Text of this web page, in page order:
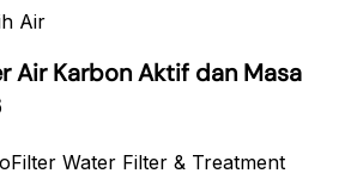
Air
Air Karbon Aktif dan Masa
Water Filter & Treatment